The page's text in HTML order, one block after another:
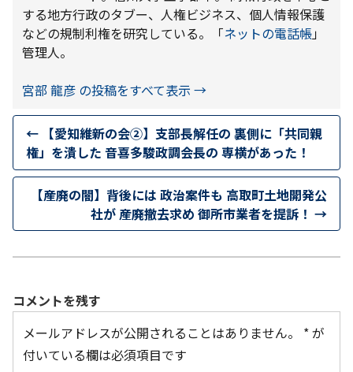
する地方行政のタブー、人権ビジネス、個人情報保護
などの規制利権を研究している。「ネットの電話帳」
管理人。
宮部 龍彦 の投稿をすべて表示 →
← 【愛知維新の会②】支部長解任の 裏側に「共同親
権」を潰した 音喜多駿政調会長の 専横があった！
【産廃の闇】背後には 政治案件も 高取町土地開発公
社が 産廃撤去求め 御所市業者を提訴！ →
コメントを残す
メールアドレスが公開されることはありません。
*が
付いている欄は必須項目です